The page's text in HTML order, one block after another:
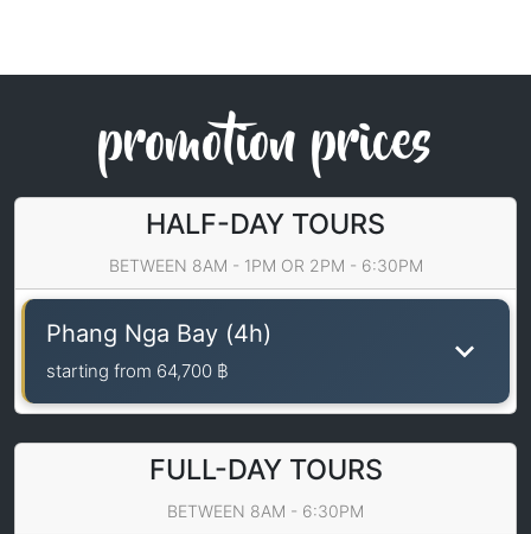
promotion prices
HALF-DAY TOURS
BETWEEN 8AM - 1PM OR 2PM - 6:30PM
Phang Nga Bay (4h)
starting from 64,700 ฿
FULL-DAY TOURS
BETWEEN 8AM - 6:30PM